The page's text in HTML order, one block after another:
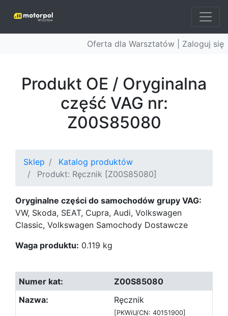
Oferta dla Warsztatów | Zaloguj się
Produkt OE / Oryginalna
część VAG nr:
Z00S85080
Sklep
Katalog produktów
Produkt: Ręcznik [Z00S85080]
Oryginalne części do samochodów grupy VAG:
VW, Skoda, SEAT, Cupra, Audi, Volkswagen
Classic, Volkswagen Samochody Dostawcze
Waga produktu: 0.119 kg
Z00S85080
Ręcznik
[PKWiU/CN: 40151900]